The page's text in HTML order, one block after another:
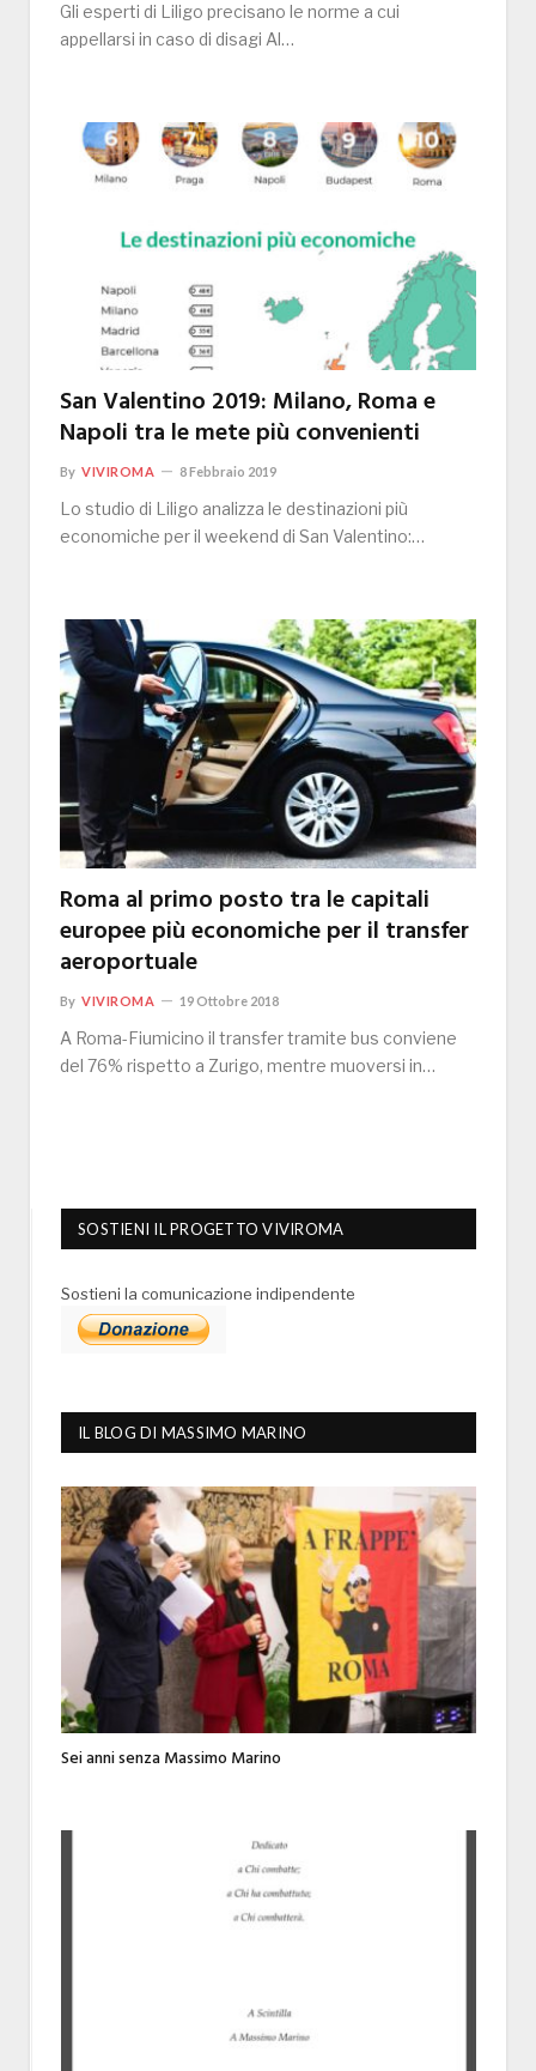
Gli esperti di Liligo precisano le norme a cui
appellarsi in caso di disagi Al…
San Valentino 2019: Milano, Roma e
Napoli tra le mete più convenienti
By VIVIROMA 8 Febbraio 2019
Lo studio di Liligo analizza le destinazioni più
economiche per il weekend di San Valentino:…
Roma al primo posto tra le capitali
europee più economiche per il transfer
aeroportuale
By VIVIROMA 19 Ottobre 2018
A Roma-Fiumicino il transfer tramite bus conviene
del 76% rispetto a Zurigo, mentre muoversi in…
SOSTIENI IL PROGETTO VIVIROMA
Sostieni la comunicazione indipendente
IL BLOG DI MASSIMO MARINO
Sei anni senza Massimo Marino